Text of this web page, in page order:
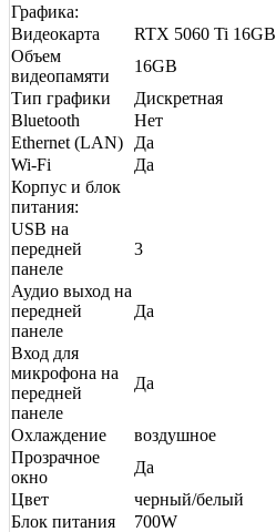
Графика:
Видеокарта
RTX 5060 Ti 16GB
Объем
видеопамяти
16GB
Тип графики
Дискретная
Bluetooth
Нет
Ethernet (LAN)
Да
Wi-Fi
Да
Корпус и блок
питания:
USB на
передней
панеле
3
Аудио выход на
передней
панеле
Да
Вход для
микрофона на
передней
панеле
Да
Охлаждение
воздушное
Прозрачное
окно
Да
Цвет
черный/белый
Блок питания
700W